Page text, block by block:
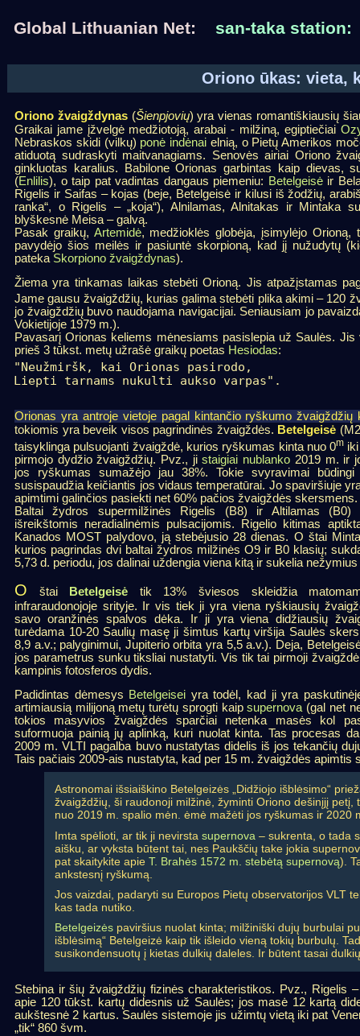
Global Lithuanian Net: san-taka station:
Oriono ūkas: vieta,
Oriono žvaigždynas(Šienpjovių) yra vienas romantiškiausių
Graikai jame įžvelgė medžiotoją, arabai - milžiną, egiptiečiai
Nebraskos skidi (vilkų) ponė indėnai elnią, o Pietų Amerikos
atiduotą sudraskyti maitvanagiams. Senovės airiai Oriono
ginkluotas karalius. Babilone Orionas garbintas kaip dievas,
(Enlilis), o taip pat vadintas dangaus piemeniu: Betelgeisėir
Rigelis ir Saifas – kojas (beje, Betelgeisė ir kilusi iš žodžių,
ranka“, o Rigelis – „koja“), Alnilamas, Alnitakas ir Mintaka
blyškesnė Meisa – galvą.
Pasak graikų, Artemidė, medžioklės globėja, įsimylėjo Orioną,
pavydėjo šios meilės ir pasiuntė skorpioną, kad jį nužudytų
pateka Skorpiono žvaigždynas).
Žiema yra tinkamas laikas stebėti Orioną. Jis atpažįstamas
Jame gausu žvaigždžių, kurias galima stebėti plika akimi – 120
jo žvaigždžių buvo naudojama navigacijai. Seniausiam jo
Vokietijoje 1979 m.).
Pavasarį Orionas keliems mėnesiams pasislepia už Saulės.
prieš 3 tūkst. metų užrašė graikų poetas Hesiodas:
"Neužmiršk, kai Orionas pasirodo,
Liepti tarnams nukulti aukso varpas".
Orionas yra antroje vietoje pagal kintančio ryškumo
tokiomis yra beveik visos pagrindinės žvaigždės. Betelgeisė
taisyklinga pulsuojanti žvaigždė, kurios ryškumas kinta nuo 0m
pirmojo dydžio žvaigždžių. Pvz., jistaigiai nublanko 2019 m. ir
jos ryškumas sumažėjo jau 38%. Tokie svyravimai
susispaudžia keičiantis jos vidaus temperatūrai. Jo spaviršiuje
apimtimi galinčios pasiekti net 60% pačios žvaigždės skersmens.
Baltai žydros supermilžinės Rigelis (B8) ir Altilamas
išreikštomis neradialinėmis pulsacijomis. Rigelio kitimas
Kanados MOST palydovo, ją stebėjusio 28 dienas. O štai
kurios pagrindas dvi baltai žydros milžinės O9 ir B0 klasių;
5,73 d. periodu, jos dalinai uždengia viena kitą ir sukelia
O štai Betelgeisė tik 13% šviesos skleidžia
infraraudonojoje srityje. Ir vis tiek ji yra viena ryškiausių
savo oranžinės spalvos dėka. Ir ji yra viena didžiausių
turėdama 10-20 Saulių masę ji šimtus kartų viršija Saulės
8,9 a.v.; palyginimui, Jupiterio orbita yra 5,5 a.v.). Deja,
jos parametrus sunku tiksliai nustatyti. Vis tik tai pirmoji
kampinis fotosferos dydis.
Padidintas dėmesys Betelgeisei yra todėl, kad ji yra
artimiausią milijoną metų turėtų sprogti kaipsupernova(gal net
tokios masyvios žvaigždės sparčiai netenka masės kol
suformuoja painią jų aplinką, kuri nuolat kinta. Tas procesas
2009 m. VLTI pagalba buvo nustatytas didelis iš jos tekančių
Tais pačiais 2009-ais nustatyta, kad per 15 m. žvaigždės apimtis
Astronomai išsiaiškino Betelgeizės „Didžiojo išblėsimo“
žvaigždžių, ši raudonoji milžinė, žyminti Oriono dešinįjį
nuo 2019 m. spalio mėn. ėmė mažėti jos ryškumas ir 2020
Imta spėlioti, ar tik ji nevirsta supernova – sukrenta, o tada
aišku, ar vyksta būtent tai, nes Paukščių take jokia
pat skaitykite apie T. Brahės 1572 m. stebėtą supernovą).
ankstesnį ryškumą.
Jos vaizdai, padaryti su Europos Pietų observatorijos VLT
kas tada nutiko.
Betelgeizės paviršius nuolat kinta; milžiniški dujų burbulai
išblėsimą“ Betelgeizė kaip tik išleido vieną tokių burbulų.
susikondensuotų į kietas dulkių daleles. Ir būtent tasai
Stebina ir šių žvaigždžių fizinės charakteristikos. Pvz., Rigelis
apie 120 tūkst. kartų didesnis už Saulės; jos masė 12 kartą
aukštesnė 2 kartus. Saulės sistemoje jis užimtų vietą iki pat
„tik“ 860 švm.